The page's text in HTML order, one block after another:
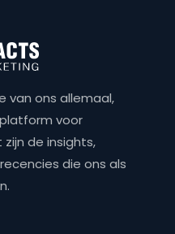
van ons allemaal,
voor
de insights,
die ons als